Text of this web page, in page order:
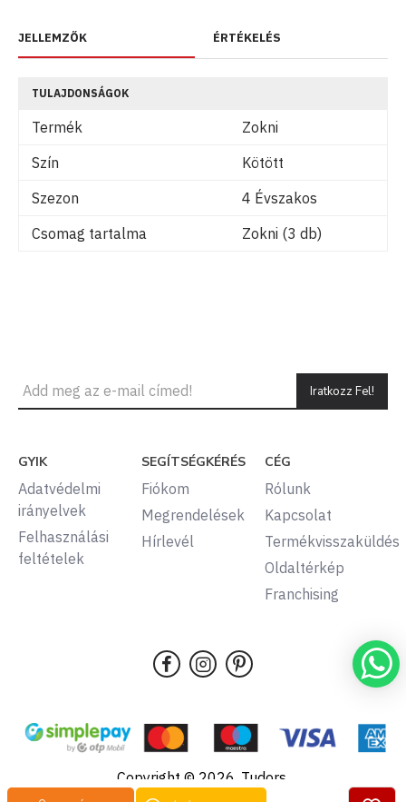
JELLEMZŐK ÉRTÉKELÉS
TULAJDONSÁGOK
Termék
Zokni
Szín
Kötött
Szezon
4 Évszakos
Csomag tartalma
Zokni (3 db)
Iratkozz Fel!
GYIK
Adatvédelmi
irányelvek
Felhasználási
feltételek
SEGÍTSÉGKÉRÉS
Fiókom
Megrendelések
Hírlevél
CÉG
Rólunk
Kapcsolat
Termékvisszaküldés
Oldaltérkép
Franchising
Copyright © 2026, Tudors,